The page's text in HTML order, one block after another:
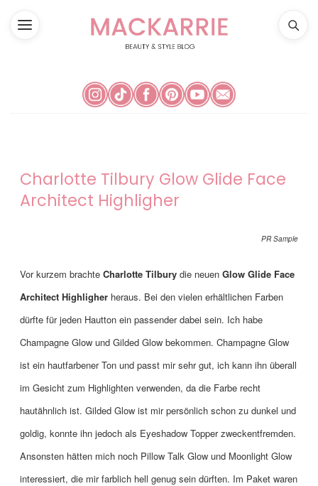
Charlotte Tilbury Glow Glide Face
Architect Highligher
PR Sample
Vor kurzem brachte Charlotte Tilbury die neuen Glow Glide Face
Architect Highligher heraus. Bei den vielen erhältlichen Farben
dürfte für jeden Hautton ein passender dabei sein. Ich habe
Champagne Glow und Gilded Glow bekommen. Champagne Glow
ist ein hautfarbener Ton und passt mir sehr gut, ich kann ihn überall
im Gesicht zum Highlighten verwenden, da die Farbe recht
hautähnlich ist. Gilded Glow ist mir persönlich schon zu dunkel und
goldig, konnte ihn jedoch als Eyeshadow Topper zweckentfremden.
Ansonsten hätten mich noch Pillow Talk Glow und Moonlight Glow
interessiert, die mir farblich hell genug sein dürften. Im Paket waren